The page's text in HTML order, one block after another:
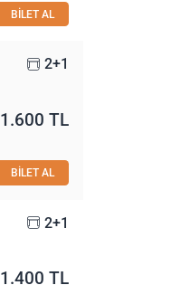
BİLET AL
2+1
1.600 TL
BİLET AL
2+1
1.400 TL